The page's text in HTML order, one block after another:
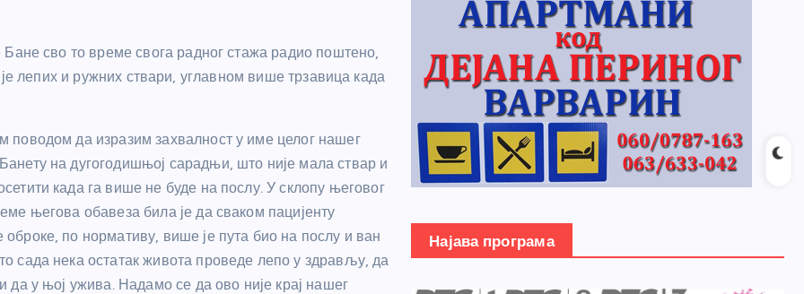
Бане сво то време свога радног стажа радио поштено,
лепих и ружних ствари, углавном више трзавица када
поводом да изразим захвалност у име целог нашег
на дугогодишњој сарадњи, што није мала ствар и
када га више не буде на послу. У склопу његовог
његова обавеза била је да сваком пацијенту
оброке, по нормативу, више је пута био на послу и ван
сада нека остатак живота проведе лепо у здрављу, да
да у њој ужива. Надамо се да ово није крај нашег
Најава програма